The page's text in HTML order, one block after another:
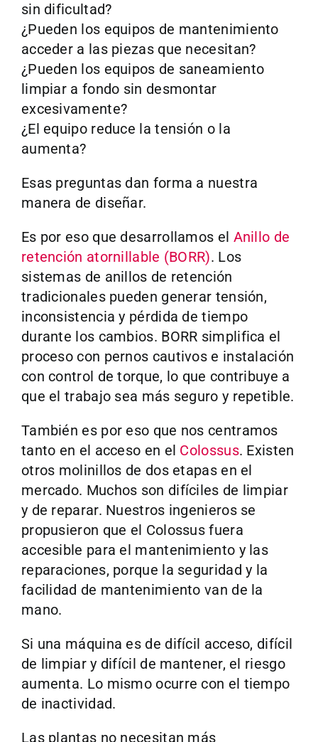
sin dificultad?
¿Pueden los equipos de mantenimiento
acceder a las piezas que necesitan?
¿Pueden los equipos de saneamiento
limpiar a fondo sin desmontar
excesivamente?
¿El equipo reduce la tensión o la
aumenta?
Esas preguntas dan forma a nuestra
manera de diseñar.
Es por eso que desarrollamos el Anillo de
retención atornillable (BORR). Los
sistemas de anillos de retención
tradicionales pueden generar tensión,
inconsistencia y pérdida de tiempo
durante los cambios. BORR simplifica el
proceso con pernos cautivos e instalación
con control de torque, lo que contribuye a
que el trabajo sea más seguro y repetible.
También es por eso que nos centramos
tanto en el acceso en el Colossus. Existen
otros molinillos de dos etapas en el
mercado. Muchos son difíciles de limpiar
y de reparar. Nuestros ingenieros se
propusieron que el Colossus fuera
accesible para el mantenimiento y las
reparaciones, porque la seguridad y la
facilidad de mantenimiento van de la
mano.
Si una máquina es de difícil acceso, difícil
de limpiar y difícil de mantener, el riesgo
aumenta. Lo mismo ocurre con el tiempo
de inactividad.
Las plantas no necesitan más